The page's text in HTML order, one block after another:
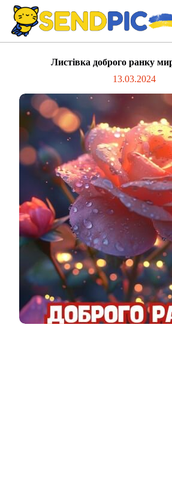
П
е
р
е
Листівка доброго ранку
13.03.2024